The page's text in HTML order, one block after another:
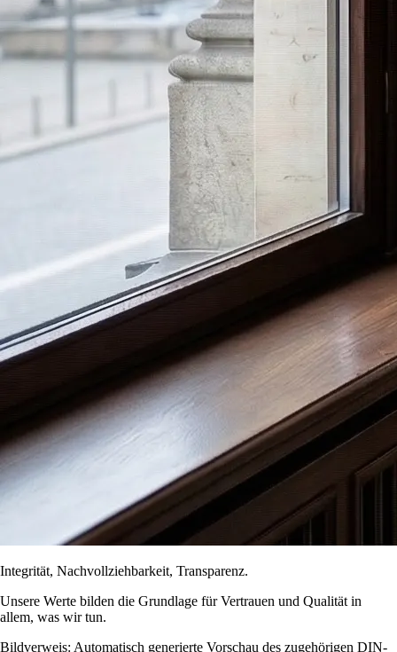
Integrität, Nachvollziehbarkeit, Transparenz.
Unsere Werte bilden die Grundlage für Vertrauen und Qualität in
allem, was wir tun.
Bildverweis: Automatisch generierte Vorschau des zugehörigen DIN-